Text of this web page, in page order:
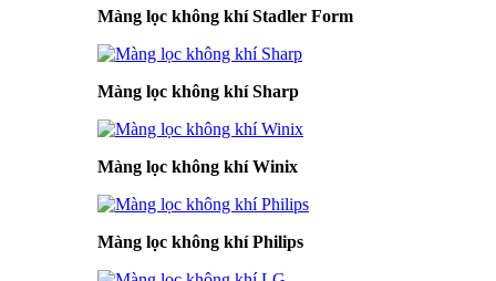
Màng lọc không khí Stadler Form
Màng lọc không khí Sharp
Màng lọc không khí Winix
Màng lọc không khí Philips